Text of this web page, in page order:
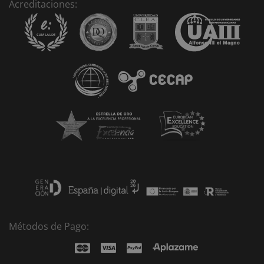
a
i
v
Acreditaciones:
Métodos de Pago: